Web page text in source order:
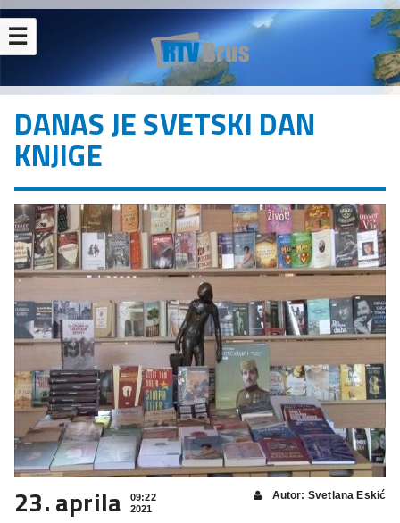
☰
DANAS JE SVETSKI DAN
KNJIGE
23. aprila
09:22
2021
Autor: Svetlana Eskić